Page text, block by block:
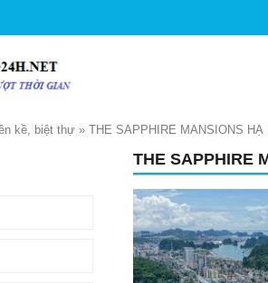
kề, biệt thự » THE SAPPHIRE MANSIONS HẠ
THE SAPPHIRE